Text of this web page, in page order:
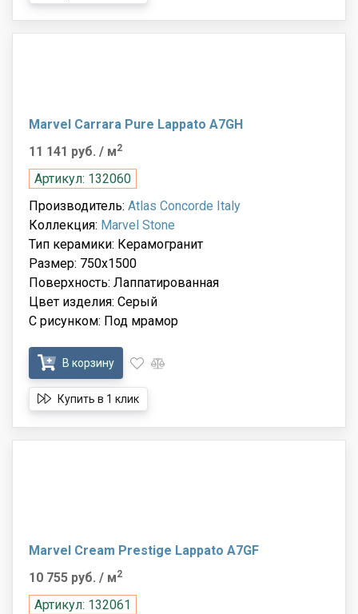
Marvel Carrara Pure Lappato A7GH
11 141 руб. / м2
Артикул: 132060
Производитель: Atlas Concorde Italy
Коллекция: Marvel Stone
Тип керамики: Керамогранит
Размер: 750x1500
Поверхность: Лаппатированная
Цвет изделия: Серый
С рисунком: Под мрамор
В корзину
Купить в 1 клик
Marvel Cream Prestige Lappato A7GF
10 755 руб. / м2
Артикул: 132061